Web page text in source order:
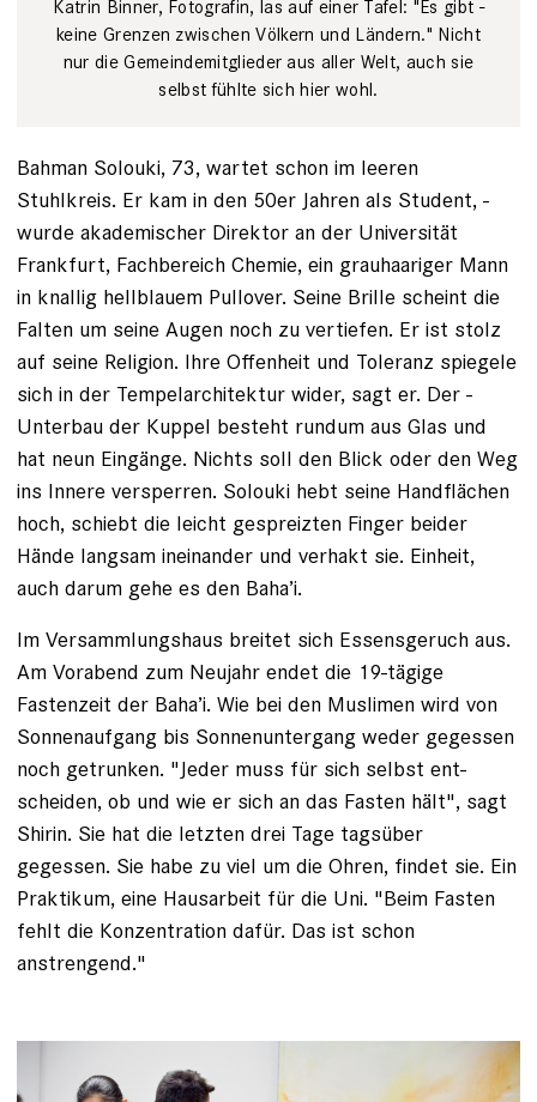
Katrin Binner, Foto­grafin, las auf einer Tafel: "Es gibt ­
keine Grenzen zwischen Völkern und Ländern." Nicht
nur die Gemeindemitglieder aus aller Welt, auch sie
selbst fühlte sich hier wohl.
Bahman Solouki, 73, wartet schon im leeren
Stuhlkreis. Er kam in den 50er Jahren als Student, ­
wurde akademischer Direktor an der Universität
Frankfurt, Fachbereich Chemie, ein grauhaariger Mann
in knallig hellblauem Pullover. Seine Brille scheint die
Falten um seine Augen noch zu vertiefen. Er ist stolz
auf seine Religion. Ihre Offenheit und Toleranz spiegele
sich in der Tempelarchitektur wider, sagt er. Der ­
Unterbau der Kuppel besteht rundum aus Glas und
hat neun Eingänge. Nichts soll den Blick oder den Weg
ins Innere versperren. Solouki hebt seine Handflächen
hoch, schiebt die leicht gespreizten Finger beider
Hände langsam ineinander und verhakt sie. Einheit,
auch darum gehe es den Baha’i.
Im Versammlungshaus breitet sich Essensgeruch aus.
Am Vorabend zum Neujahr endet die 19-tägige
Fastenzeit der Baha’i. Wie bei den Muslimen wird von
Sonnenaufgang bis Sonnenuntergang weder gegessen
noch getrunken. "Jeder muss für sich selbst ent­
scheiden, ob und wie er sich an das Fasten hält", sagt
Shirin. Sie hat die letzten drei Tage tagsüber
gegessen. Sie habe zu viel um die ­Ohren, findet sie. Ein
Praktikum, eine Hausarbeit für die Uni. "Beim Fasten
fehlt die Konzentration dafür. Das ist schon
anstrengend."